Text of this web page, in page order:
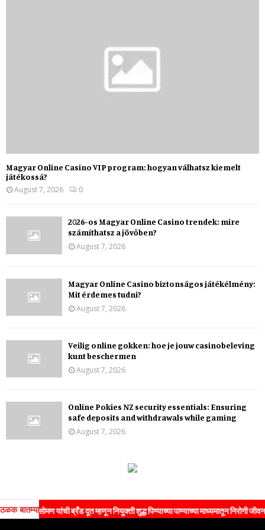
Magyar Online Casino VIP program: hogyan válhatsz kiemelt
játékossá?
August 7, 2026
0
2026-os Magyar Online Casino trendek: mire
számíthatsz a jövőben?
August 7, 2026
Magyar Online Casino biztonságos játékélmény:
Mit érdemes tudni?
August 7, 2026
Veilig online gokken: hoe je jouw casinobeleving
kunt beschermen
August 7, 2026
Online Pokies NZ security essentials: Ensuring
safe deposits and withdrawals while gaming
August 7, 2026
ठळक बातम्या
ब्रँड दूत म्हणून नियुक्ती शुद्ध पिण्याच्या पाण्याच्या माध्यमातून निरोगी जीवनशैलीचा संदेश